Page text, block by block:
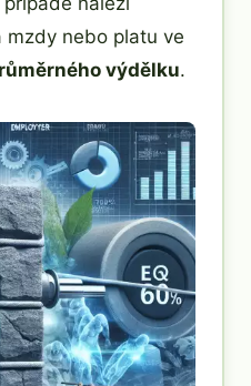
mzdy nebo platu ve
výdělku.